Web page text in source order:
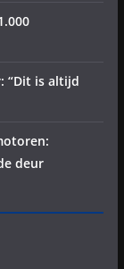
“Dit is altijd
deur